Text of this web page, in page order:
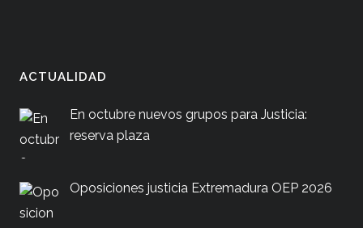
ACTUALIDAD
En octubre nuevos grupos para Justicia:
reserva plaza
Oposiciones justicia Extremadura OEP 2026